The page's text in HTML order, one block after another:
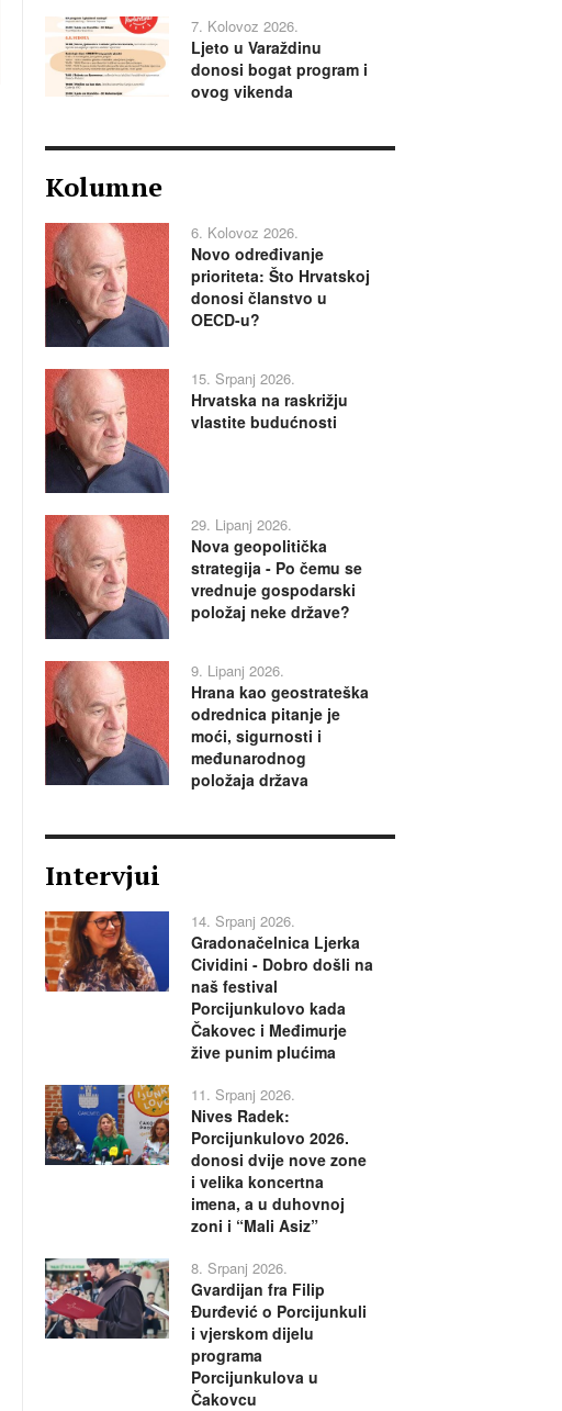
7. Kolovoz 2026.
Ljeto u Varaždinu
donosi bogat program i
ovog vikenda
Kolumne
6. Kolovoz 2026.
Novo određivanje
prioriteta: Što Hrvatskoj
donosi članstvo u
OECD-u?
15. Srpanj 2026.
Hrvatska na raskrižju
vlastite budućnosti
29. Lipanj 2026.
Nova geopolitička
strategija - Po čemu se
vrednuje gospodarski
položaj neke države?
9. Lipanj 2026.
Hrana kao geostrateška
odrednica pitanje je
moći, sigurnosti i
međunarodnog
položaja država
Intervjui
14. Srpanj 2026.
Gradonačelnica Ljerka
Cividini - Dobro došli na
naš festival
Porcijunkulovo kada
Čakovec i Međimurje
žive punim plućima
11. Srpanj 2026.
Nives Radek:
Porcijunkulovo 2026.
donosi dvije nove zone
i velika koncertna
imena, a u duhovnoj
zoni i “Mali Asiz”
8. Srpanj 2026.
Gvardijan fra Filip
Đurđević o Porcijunkuli
i vjerskom dijelu
programa
Porcijunkulova u
Čakovcu